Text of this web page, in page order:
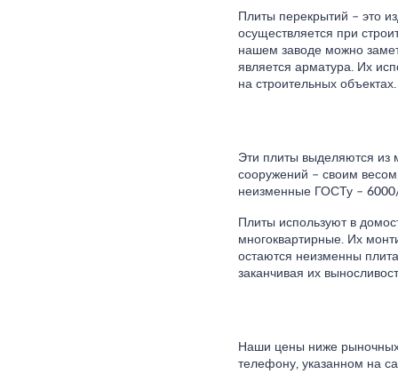
Плиты перекрытий – это
осуществляется при
нашем заводе можно
является арматура. Их
на строительных объектах.
Эти плиты выделяются из
сооружений – своим
неизменные ГОСТу –
Плиты используют в
многоквартирные. Их
остаются неизменны
заканчивая их
Наши цены ниже
телефону, указанном на